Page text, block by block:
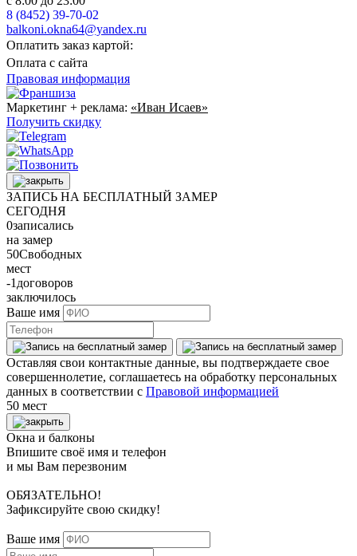
8 (8452) 39-70-02
balkoni.okna64@yandex.ru
Оплатить заказ картой:
Оплата с сайта
Правовая информация
Маркетинг + реклама: «Иван Исаев»
Получить скидку
ЗАПИСЬ НА БЕСПЛАТНЫЙ ЗАМЕР
СЕГОДНЯ
0записались
на замер
50Свободных
мест
-1 договоров
заключилось
Ваше имя
Оставляя свои контактные данные, вы подтверждаете свое
совершеннолетие, соглашаетесь на обработку персональных
данных в соответствии с Правовой информацией
50 мест
Окна и балконы
Впишите своё имя и телефон
и мы Вам перезвоним
ОБЯЗАТЕЛЬНО!
Зафиксируйте свою скидку!
Ваше имя